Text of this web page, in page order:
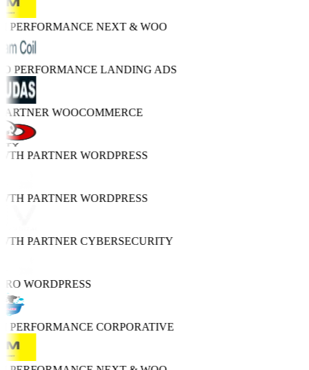
PERFORMANCENEXT & WOO
PERFORMANCELANDING ADS
WOOCOMMERCE
PARTNERWORDPRESS
PARTNERWORDPRESS
PARTNERCYBERSECURITY
WORDPRESS
PERFORMANCECORPORATIVE